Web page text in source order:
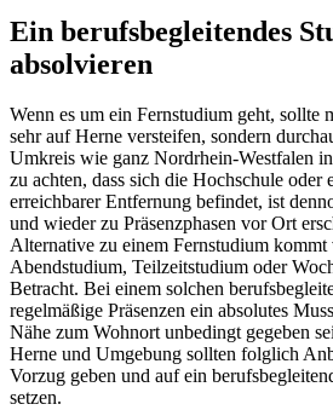
Ein berufsbegleitendes
absolvieren
Wenn es um ein Fernstudium geht, sollte
sehr auf Herne versteifen, sondern
Umkreis wie ganz Nordrhein-Westfalen
zu achten, dass sich die Hochschule oder
erreichbarer Entfernung befindet, ist
und wieder zu Präsenzphasen vor Ort
Alternative zu einem Fernstudium
Abendstudium, Teilzeitstudium oder
Betracht. Bei einem solchen
regelmäßige Präsenzen ein absolutes
Nähe zum Wohnort unbedingt gegeben
Herne und Umgebung sollten folglich
Vorzug geben und auf ein
setzen.